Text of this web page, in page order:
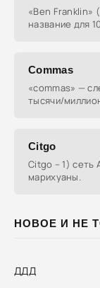
НОВОЕ И НЕ
ДДД
«Ben Franklin»
название для
Commas
«commas» —
тысячи/
Citgo
Citgo – 1) сеть
марихуаны.